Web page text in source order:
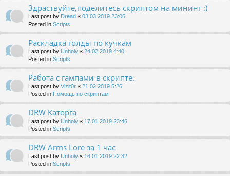
Здраствуйте,поделитесь скриптом на мининг :)
Last post by Dread « 03.03.2019 23:06
Posted in Scripts
Раскладка голды по кучкам
Last post by Unholy « 24.02.2019 4:40
Posted in Scripts
Работа с гампами в скрипте.
Last post by Vizit0r « 21.02.2019 5:26
Posted in Помощь по скриптам
DRW Каторга
Last post by Unholy « 17.01.2019 23:46
Posted in Scripts
DRW Arms Lore за 1 час
Last post by Unholy « 16.01.2019 22:32
Posted in Scripts